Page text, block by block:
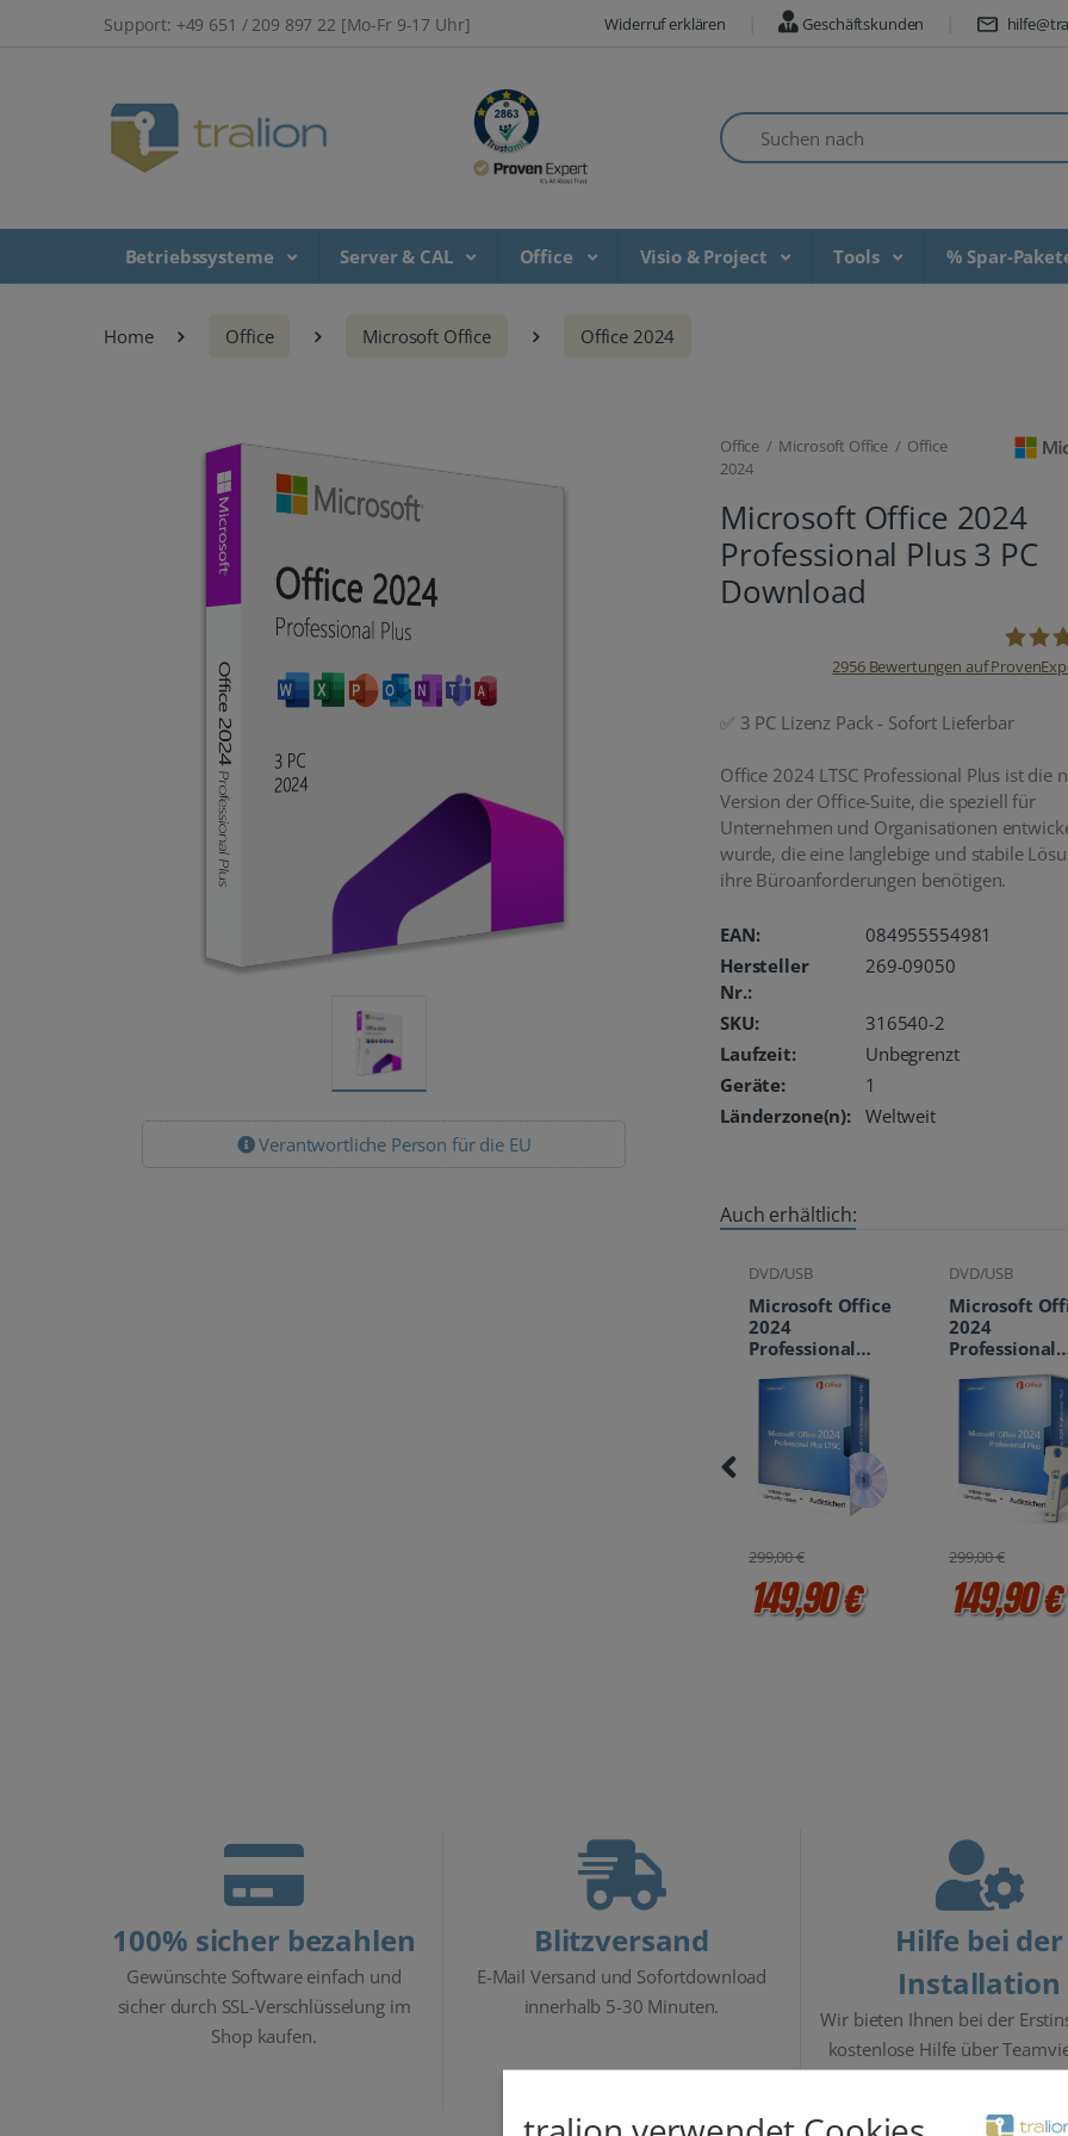
Support: +49 651 / 209 897 22 [Mo-Fr 9-17 Uhr] Widerruf erklären Geschäftskunden
Suchen nach
Betriebssysteme Server & CAL Office Visio & Project Tools % Spar-
Home Office Microsoft Office Office 2024
Verantwortliche Person für die EU
Office / Microsoft Office / Office
2024
Microsoft Office 2024
Professional Plus 3 PC
Download
2956Bewertungen auf
✅ 3 PC Lizenz Pack - Sofort Lieferbar
Office 2024 LTSC Professional Plus ist die
Version der Office-Suite, die speziell für
Unternehmen und Organisationen
wurde, die eine langlebige und stabile
ihre Büroanforderungen benötigen.
EAN:
084955554981
Hersteller
Nr.:
269-09050
SKU:
316540-2
Laufzeit:
Unbegrenzt
Geräte:
1
Länderzone(n):
Weltweit
Auch erhältlich:
DVD/USB
Microsoft Office
2024
Professional
Plus LTSC inkl.
USB-Stick
299,00 €
149,90 €
Microsoft
2024
Professional
Plus LTSC
129,90 €
100% sicher bezahlen
Gewünschte Software einfach und
sicher durch SSL-Verschlüsselung im
Shop kaufen.
Blitzversand
E-Mail Versand und Sofortdownload
innerhalb 5-30 Minuten.
Hilfe bei der
Installation
Wir bieten Ihnen bei der
kostenlose Hilfe über